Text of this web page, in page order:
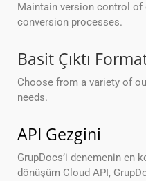
Maintain version control
conversion processes.
Basit Çıktı
Choose from a variety of
needs.
API Gezgini
GrupDocs’i denemenin en
dönüşüm Cloud API,